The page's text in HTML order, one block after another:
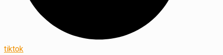
tiktok